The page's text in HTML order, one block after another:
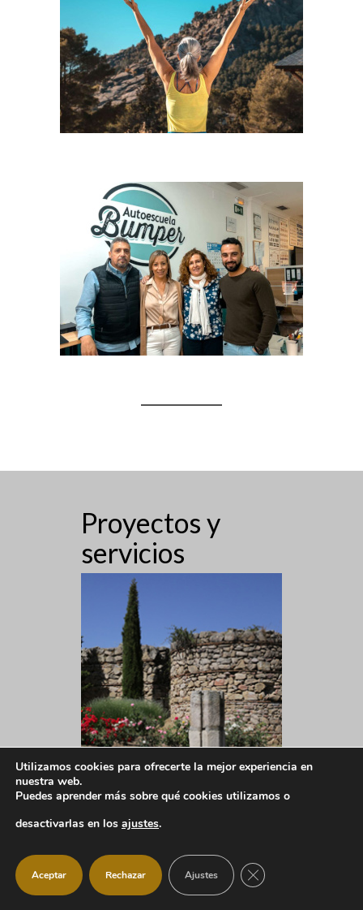
Proyectos y
servicios
Utilizamos cookies para ofrecerte la mejor experiencia en
nuestra web.
Puedes aprender más sobre qué cookies utilizamos o
desactivarlas en los ajustes.
Aceptar Rechazar Ajustes CERRAR EL